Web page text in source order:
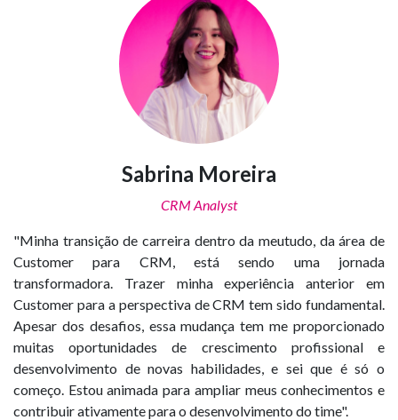
Sabrina Moreira
CRM Analyst
"Minha transição de carreira dentro da meutudo, da área de
Customer para CRM, está sendo uma jornada
transformadora. Trazer minha experiência anterior em
Customer para a perspectiva de CRM tem sido fundamental.
Apesar dos desafios, essa mudança tem me proporcionado
muitas oportunidades de crescimento profissional e
desenvolvimento de novas habilidades, e sei que é só o
começo. Estou animada para ampliar meus conhecimentos e
contribuir ativamente para o desenvolvimento do time".